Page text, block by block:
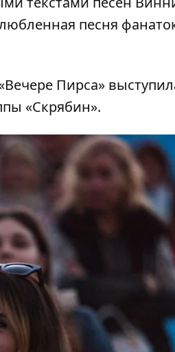
песня
Пирса»
«Скрябин».